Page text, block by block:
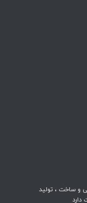
و ساخت ، تولید
دارد